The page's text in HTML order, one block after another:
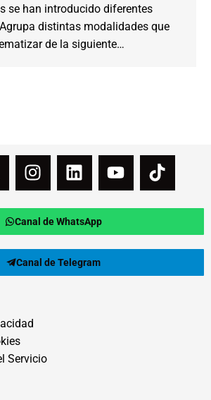
se han introducido diferentes
distintas modalidades que
de la siguiente…
Canal de WhatsApp
Canal de Telegram
Servicio